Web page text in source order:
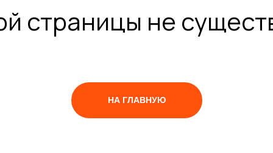
страницы не
НА ГЛАВНУЮ